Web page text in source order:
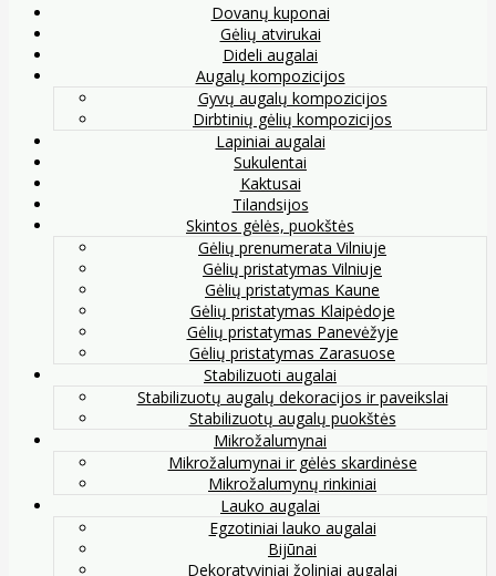
Dovanų kuponai
Gėlių atvirukai
Dideli augalai
Augalų kompozicijos
Gyvų augalų kompozicijos
Dirbtinių gėlių kompozicijos
Lapiniai augalai
Sukulentai
Kaktusai
Tilandsijos
Skintos gėlės, puokštės
Gėlių prenumerata Vilniuje
Gėlių pristatymas Vilniuje
Gėlių pristatymas Kaune
Gėlių pristatymas Klaipėdoje
Gėlių pristatymas Panevėžyje
Gėlių pristatymas Zarasuose
Stabilizuoti augalai
Stabilizuotų augalų dekoracijos ir paveikslai
Stabilizuotų augalų puokštės
Mikrožalumynai
Mikrožalumynai ir gėlės skardinėse
Mikrožalumynų rinkiniai
Lauko augalai
Egzotiniai lauko augalai
Bijūnai
Dekoratyviniai žoliniai augalai